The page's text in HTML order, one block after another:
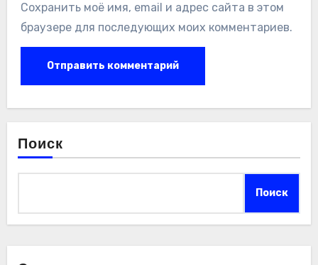
Сохранить моё имя, email и адрес сайта в этом
браузере для последующих моих комментариев.
Поиск
Поиск